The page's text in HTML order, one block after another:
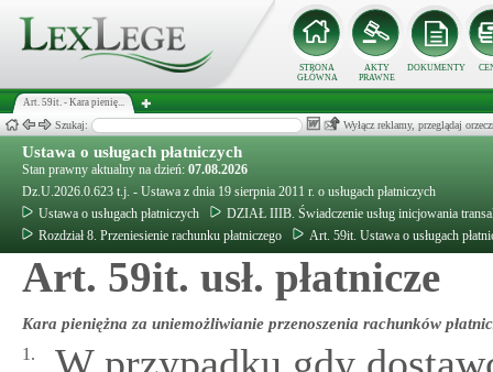
STRONA
GŁÓWNA
AKTY
PRAWNE
DOKUMENTY
Art. 59it. - Kara pienię...
Szukaj: Wyłącz reklamy, przeglądaj
Ustawa o usługach płatniczych
Stan prawny aktualny na dzień: 07.08.2026
Dz.U.2026.0.623 t.j. - Ustawa z dnia 19 sierpnia 2011 r. o usługach płatniczych
Ustawa o usługach płatniczych
DZIAŁ IIIB. Świadczenie usług inicjowania
Rozdział 8. Przeniesienie rachunku płatniczego
Art. 59it. Ustawa o usługach
Art. 59it. usł. płatnicze
Kara pieniężna za uniemożliwianie przenoszenia rachunków
1.